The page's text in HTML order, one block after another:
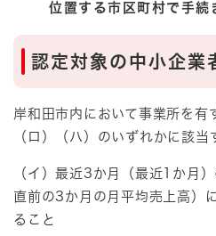
位置する市区町村で手続
認定対象の中小企業
岸和田市内において事業所を有
（ロ）（ハ）のいずれかに該当
（イ）最近3か月（最近1か月
直前の3か月の月平均売上高）
ること